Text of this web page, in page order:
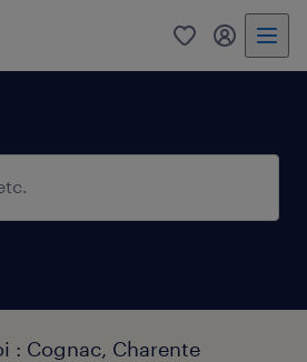
0 mon
: Cognac, Charente